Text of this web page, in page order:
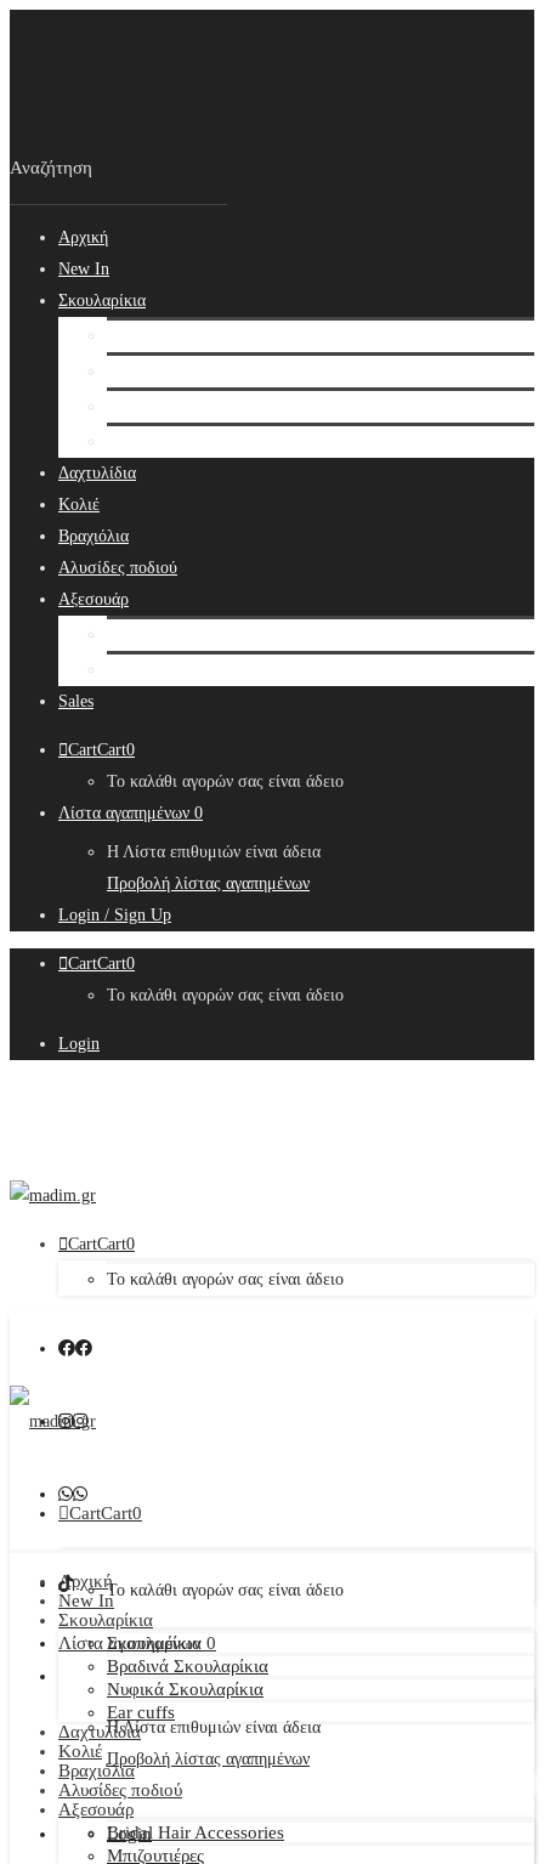
Αρχική
New In
Σκουλαρίκια
Δαχτυλίδια
Κολιέ
Βραχιόλια
Αλυσίδες ποδιού
Αξεσουάρ
Sales
CartCart0
Το καλάθι αγορών σας είναι άδειο
Λίστα αγαπημένων 0
Η Λίστα επιθυμιών είναι άδεια
Προβολή λίστας αγαπημένων
Login / Sign Up
CartCart0
Το καλάθι αγορών σας είναι άδειο
Login
CartCart0
Το καλάθι αγορών σας είναι άδειο
CartCart0
Το καλάθι αγορών σας είναι άδειο
Λίστα αγαπημένων 0
Η Λίστα επιθυμιών είναι άδεια
Προβολή λίστας αγαπημένων
Login
Αρχική
New In
Σκουλαρίκια
Σκουλαρίκια
Βραδινά Σκουλαρίκια
Νυφικά Σκουλαρίκια
Ear cuffs
Δαχτυλίδια
Κολιέ
Βραχιόλια
Αλυσίδες ποδιού
Αξεσουάρ
Bridal Hair Accessories
Μπιζουτιέρες